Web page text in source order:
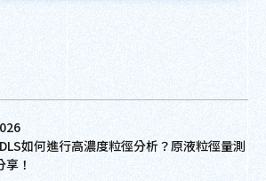
如何進行高濃度粒徑分析？原液粒徑量測
！